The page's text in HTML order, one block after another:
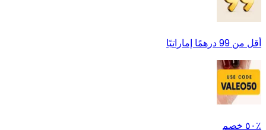
أقل من 99 درهمًا إماراتيًا
٪٥٠ خصم